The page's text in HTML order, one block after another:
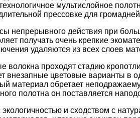
мультислойное
прессовке для
непрерывного действия при
получать очень крепкие
удаляются из всех слоев
проходят стадию
внезапные цветовые варианты в
материал обретает
полотна он поставляется
и сходством с